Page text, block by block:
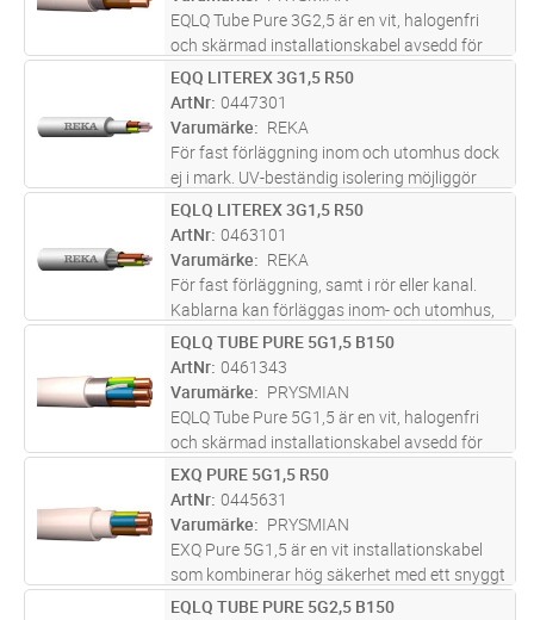
förte...läs mer
EQLQ Tube Pure 3G2,5 är en vit, halogenfri
och skärmad installationskabel avsedd för
fast förläggning i både inom- och
utomhusmiljöer. Kabeln är uppbyggd med
entrådiga ledare, aluminiumband och
förte...läs mer
M Lägg i kundvagn
EQQ LITEREX 3G1,5 R50
ArtNr 0447301
Varumärke
REKA
För fast förläggning inom och utomhus dock
ej i mark. UV-beständig isolering möjliggör
även installation av intresse som förekommer
i UV-ljus.
M Lägg i kundvagn
EQLQ LITEREX 3G1,5 R50
ArtNr 0463101
Varumärke
REKA
För fast förläggning, samt i rör eller kanal.
Kablarna kan förläggas inom- och utomhus,
dock ej i vatten. Vid förläggning i mark ska
kabeln förses med extra skydd mot
mekaniska påkänningar. Al-skärm
M Lägg i kundvagn
EQLQ TUBE PURE 5G1,5 B150
ArtNr 0461343
Varumärke
PRYSMIAN
EQLQ Tube Pure 5G1,5 är en vit, halogenfri
och skärmad installationskabel avsedd för
fast förläggning i både inom- och
utomhusmiljöer. Kabeln är uppbyggd med
entrådiga ledare, aluminiumband och
förte ...läs mer
M Lägg i kundvagn
EXQ PURE 5G1,5 R50
ArtNr 0445631
Varumärke
PRYSMIAN
EXQ Pure 5G1,5 är en vit installationskabel
som kombinerar hög säkerhet med ett snyggt
och professionellt installationsresultat. Den är
M Lägg i kundvagn
EQLQ TUBE PURE 5G2,5 B150